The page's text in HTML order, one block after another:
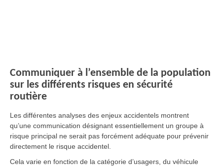
Communiquer à l’ensemble de la population
sur les différents risques en sécurité
routière
Les différentes analyses des enjeux accidentels montrent
qu’une communication désignant essentiellement un groupe à
risque principal ne serait pas forcément adéquate pour prévenir
directement le risque accidentel.
Cela varie en fonction de la catégorie d’usagers, du véhicule